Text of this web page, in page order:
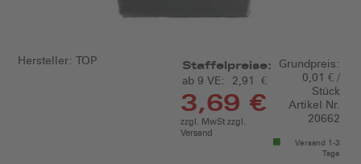
Hersteller: TOP Staffelpreise:
ab 9 VE: 2,91 €
3,69 €
zzgl. MwSt zzgl.
Versand
Grundpreis:
0,01 € /
Stück
Artikel Nr.
20662
Versand 1-3
Tage